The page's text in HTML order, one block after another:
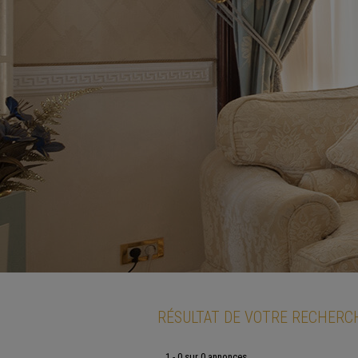
RÉSULTAT DE VOTRE